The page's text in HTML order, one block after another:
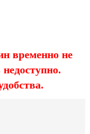
временно не